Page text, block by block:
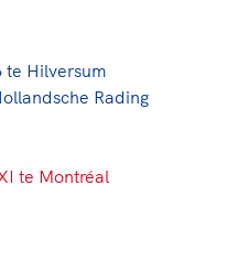
te Hilversum
Rading
te Montréal